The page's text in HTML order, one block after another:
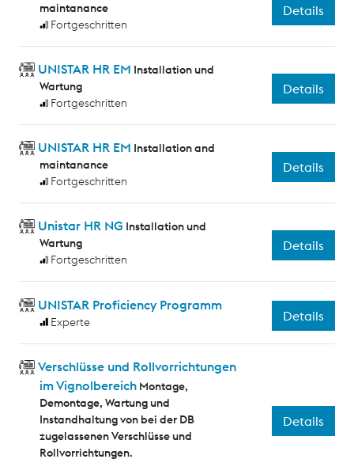
maintanance
Fortgeschritten
Details
UNISTAR HR EM Installation und
Wartung
Fortgeschritten
Details
UNISTAR HR EM Installation and
maintanance
Fortgeschritten
Details
Unistar HR NG Installation und
Wartung
Fortgeschritten
Details
UNISTAR Proficiency Programm
Experte Details
Verschlüsse und Rollvorrichtungen
im Vignolbereich Montage,
Demontage, Wartung und
Instandhaltung von bei der DB
zugelassenen Verschlüsse und
Rollvorrichtungen.
Details